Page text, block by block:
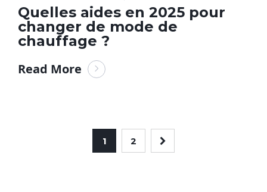
Quelles aides en 2025 pour
changer de mode de
chauffage ?
Read More
1 2